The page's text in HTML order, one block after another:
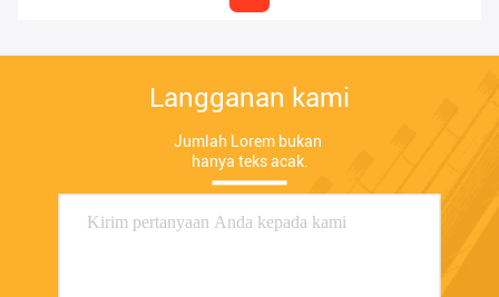
Langganan kami
Jumlah Lorem bukan
hanya teks acak.